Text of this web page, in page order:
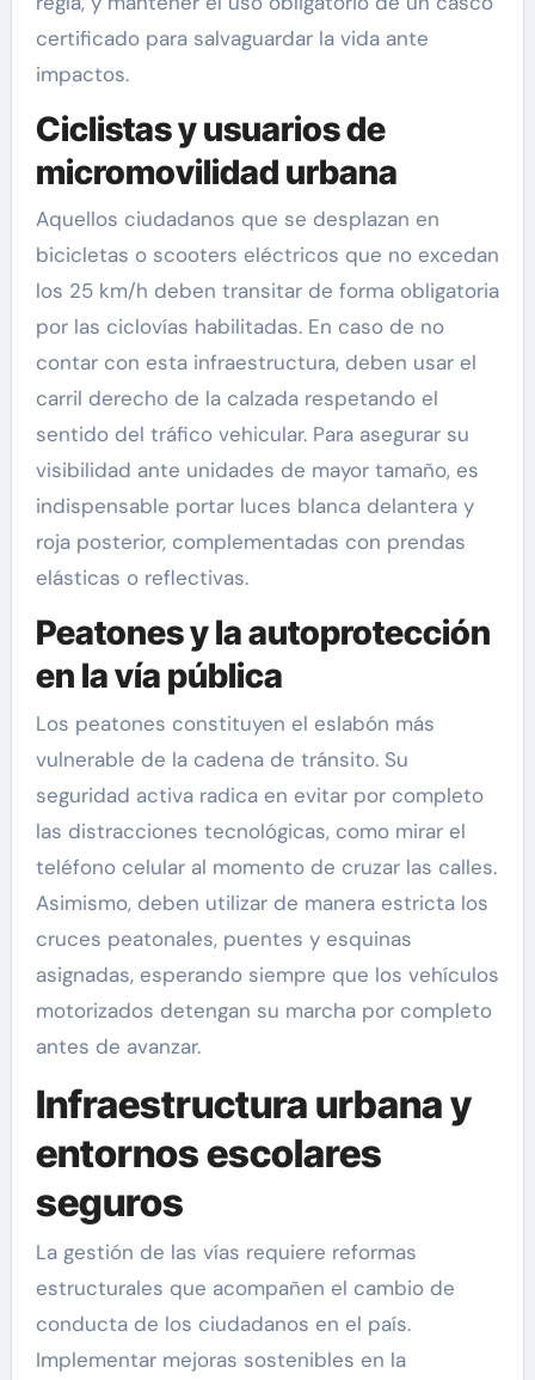
certificado para salvaguardar la vida ante
impactos.
Ciclistas y usuarios de
micromovilidad urbana
Aquellos ciudadanos que se desplazan en
bicicletas o scooters eléctricos que no excedan
los 25 km/h deben transitar de forma obligatoria
por las ciclovías habilitadas. En caso de no
contar con esta infraestructura, deben usar el
carril derecho de la calzada respetando el
sentido del tráfico vehicular. Para asegurar su
visibilidad ante unidades de mayor tamaño, es
indispensable portar luces blanca delantera y
roja posterior, complementadas con prendas
elásticas o reflectivas.
Peatones y la autoprotección
en la vía pública
Los peatones constituyen el eslabón más
vulnerable de la cadena de tránsito. Su
seguridad activa radica en evitar por completo
las distracciones tecnológicas, como mirar el
teléfono celular al momento de cruzar las calles.
Asimismo, deben utilizar de manera estricta los
cruces peatonales, puentes y esquinas
asignadas, esperando siempre que los vehículos
motorizados detengan su marcha por completo
antes de avanzar.
Infraestructura urbana y
entornos escolares
seguros
La gestión de las vías requiere reformas
estructurales que acompañen el cambio de
conducta de los ciudadanos en el país.
Implementar mejoras sostenibles en la